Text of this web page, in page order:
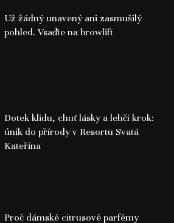
Už žádný unavený ani zasmušilý
pohled. Vsaďte na browlift
Dotek klidu, chuť lásky a lehčí krok:
únik do přírody v Resortu Svatá
Kateřina
Proč dámské citrusové parfémy